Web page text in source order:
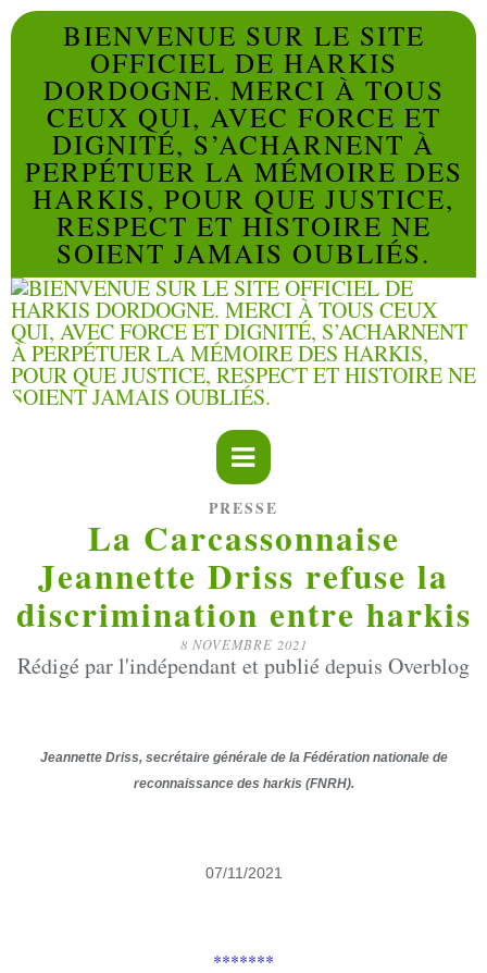
BIENVENUE SUR LE SITE
OFFICIEL DE HARKIS
DORDOGNE. MERCI À TOUS
CEUX QUI, AVEC FORCE ET
DIGNITÉ, S’ACHARNENT À
PERPÉTUER LA MÉMOIRE DES
HARKIS, POUR QUE JUSTICE,
RESPECT ET HISTOIRE NE
SOIENT JAMAIS OUBLIÉS.
PRESSE
La Carcassonnaise
Jeannette Driss refuse la
discrimination entre harkis
8 NOVEMBRE 2021
Rédigé par l'indépendant et publié depuis Overblog
Jeannette Driss, secrétaire générale de la Fédération nationale de
reconnaissance des harkis (FNRH).
07/11/2021
*******